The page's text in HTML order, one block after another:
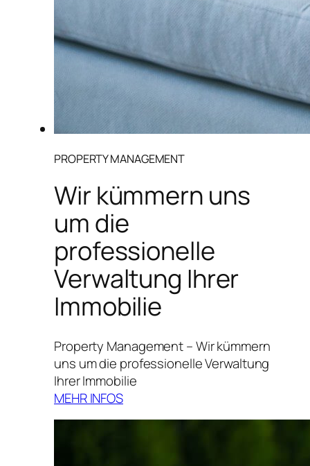
PROPERTY MANAGEMENT
Wir kümmern uns
um die
professionelle
Verwaltung Ihrer
Immobilie
Property Management – Wir kümmern
uns um die professionelle Verwaltung
Ihrer Immobilie
MEHR INFOS